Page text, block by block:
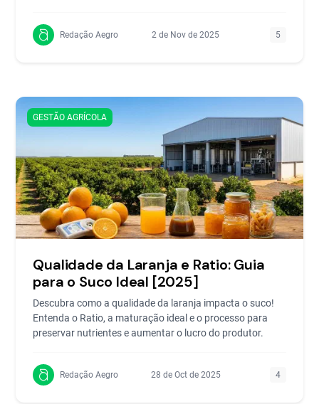
Redação Aegro 2 de Nov de 2025 5
GESTÃO AGRÍCOLA
Qualidade da Laranja e Ratio: Guia
para o Suco Ideal [2025]
Descubra como a qualidade da laranja impacta o suco!
Entenda o Ratio, a maturação ideal e o processo para
preservar nutrientes e aumentar o lucro do produtor.
Redação Aegro 28 de Oct de 2025 4